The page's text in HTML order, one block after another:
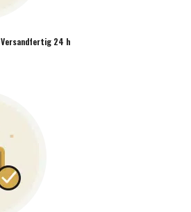
Versandfertig 24 h